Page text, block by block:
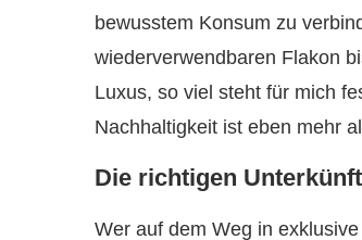
bewusstem Konsum zu
wiederverwendbaren Flakon
Luxus, so viel steht für mich
Nachhaltigkeit ist eben mehr
Die richtigen
Wer auf dem Weg in